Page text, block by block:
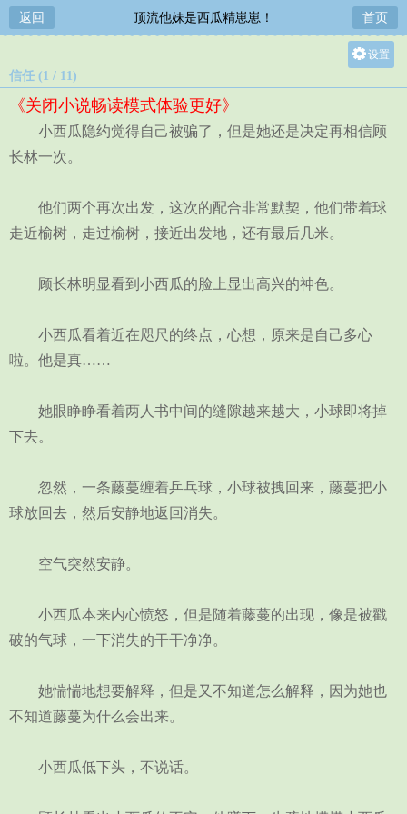
返回 顶流他妹是西瓜精崽崽！ 首页
设置
中
信任 (1 / 11)
《关闭小说畅读模式体验更好》
小西瓜隐约觉得自己被骗了，但是她还是决定再相信顾
长林一次。
他们两个再次出发，这次的配合非常默契，他们带着球
走近榆树，走过榆树，接近出发地，还有最后几米。
顾长林明显看到小西瓜的脸上显出高兴的神色。
小西瓜看着近在咫尺的终点，心想，原来是自己多心
啦。他是真……
她眼睁睁看着两人书中间的缝隙越来越大，小球即将掉
下去。
忽然，一条藤蔓缠着乒乓球，小球被拽回来，藤蔓把小
球放回去，然后安静地返回消失。
空气突然安静。
小西瓜本来内心愤怒，但是随着藤蔓的出现，像是被戳
破的气球，一下消失的干干净净。
她惴惴地想要解释，但是又不知道怎么解释，因为她也
不知道藤蔓为什么会出来。
小西瓜低下头，不说话。